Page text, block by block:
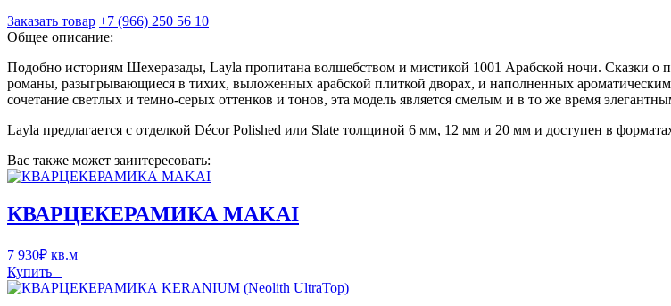
Заказать товар +7 (966) 250 56 10
Общее описание:
Подобно историям Шехеразады, Layla пропитана волшебством и мистикой 1001 Арабской ночи. Сказки
романы, разыгрывающиеся в тихих, выложенных арабской плиткой дворах, и наполненных
сочетание светлых и темно-серых оттенков и тонов, эта модель является смелым и в то же время
Layla предлагается с отделкой Décor Polished или Slate толщиной 6 мм, 12 мм и 20 мм и доступен в
Вас также может заинтересовать:
КВАРЦЕКЕРАМИКА MAKAI
7 930₽ кв.м
Купить